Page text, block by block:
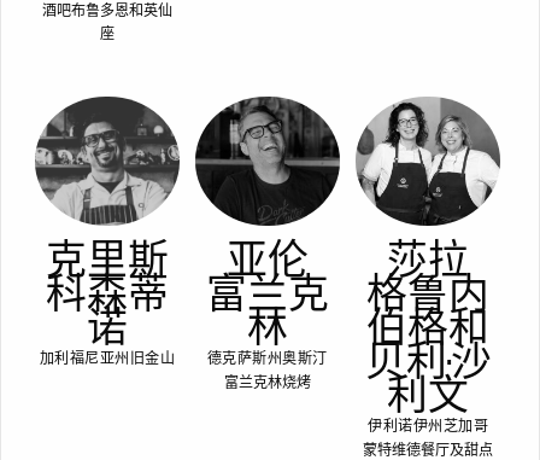
酒吧布鲁多恩和英仙
座
克里斯
科森蒂
诺
加利福尼亚州旧金山
亚伦
富兰克
林
德克萨斯州奥斯汀
富兰克林烧烤
莎拉
格鲁内
伯格和
贝利·沙
利文
伊利诺伊州芝加哥
蒙特维德餐厅及甜点